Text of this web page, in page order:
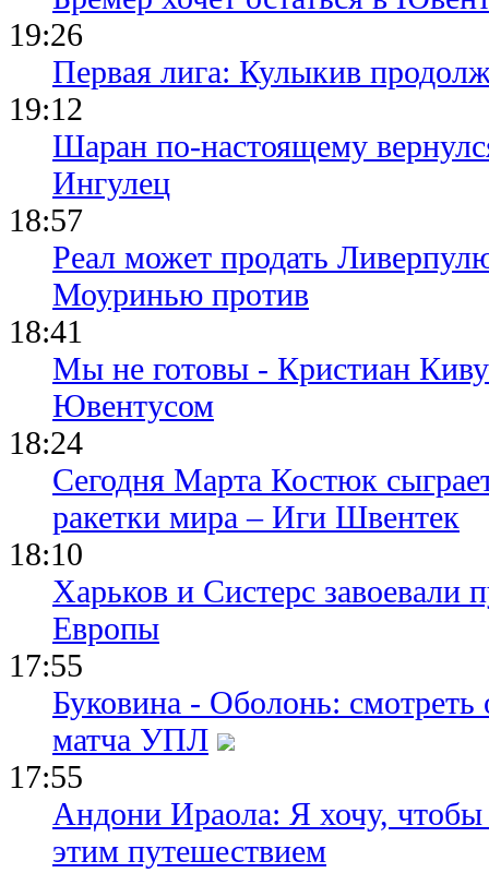
19:26
Первая лига: Кулыкив
19:12
Шаран по-настоящему
Ингулец
18:57
Реал может продать
Моуринью против
18:41
Мы не готовы - Кристиан
Ювентусом
18:24
Сегодня Марта Костюк
ракетки мира – Иги Швентек
18:10
Харьков и Систерс завоевали
Европы
17:55
Буковина - Оболонь:
матча УПЛ
17:55
Андони Ираола: Я хочу, чтобы
этим путешествием